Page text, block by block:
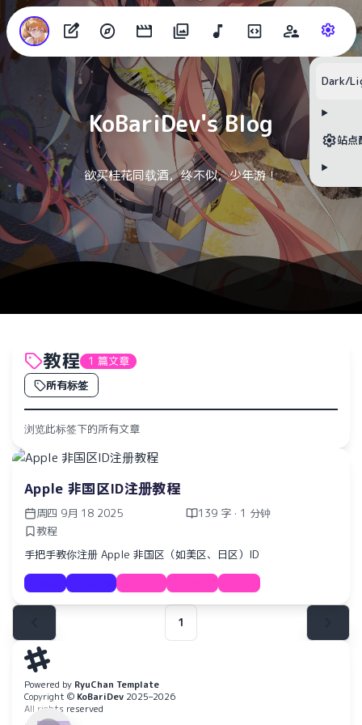
KoBariDev's Blog
欲买桂花同载酒，终不似，少年游！
Dark/
站点
教程 1 篇文章
所有标签
浏览此标签下的所有文章
Apple 非国区ID注册教程
周四 9月 18 2025
139 字 · 1 分钟
教程
手把手教你注册 Apple 非国区（如美区、日区）ID
1
Powered by RyuChan Template
Copyright © KoBariDev 2025–2026
All rights reserved
目录
无可用标题